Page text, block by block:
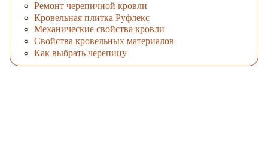
Ремонт черепичной кровли
Кровельная плитка Руфлекс
Механические свойства кровли
Свойства кровельных материалов
Как выбрать черепицу